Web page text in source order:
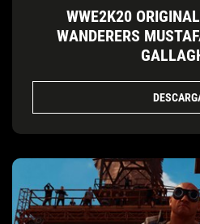
WWE2K20
WANDERERS